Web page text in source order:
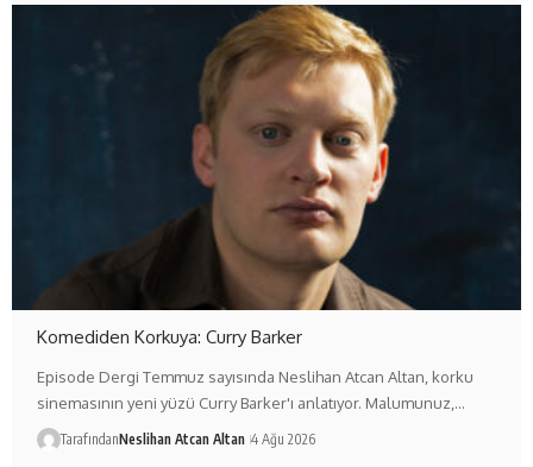
Komediden Korkuya: Curry Barker
Episode Dergi Temmuz sayısında Neslihan Atcan Altan, korku
sinemasının yeni yüzü Curry Barker'ı anlatıyor. Malumunuz,…
TarafındanNeslihan Atcan Altan 4 Ağu 2026